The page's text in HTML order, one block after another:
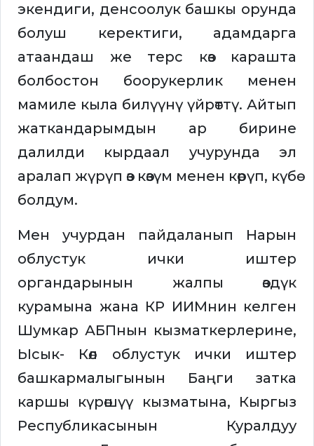
экендиги, денсоолук башкы орунда
болуш керектиги, адамдарга
атаандаш же терс көз карашта
болбостон боорукерлик менен
мамиле кыла билүүнү үйрөттү. Айтып
жаткандарымдын ар бирине
далилди кырдаал учурунда эл
аралап жүрүп өз көзүм менен көрүп, күбө
болдум.
Мен учурдан пайдаланып Нарын
облустук ички иштер
органдарынын жалпы өздүк
курамына жана КР ИИМнин келген
Шумкар АБПнын кызматкерлерине,
Ысык- Көл облустук ички иштер
башкармалыгынын Баңги затка
каршы күрөшүү кызматына, Кыргыз
Республикасынын Куралдуу